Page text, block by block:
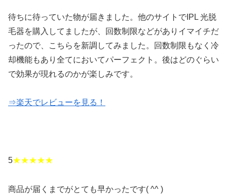
待ちに待っていた物が届きました。他のサイトでIPL 光脱
毛器を購入してましたが、回数制限などがありイマイチだ
ったので、こちらを新調してみました。回数制限もなく冷
却機能もあり全てにおいてパーフェクト。後はどのぐらい
で効果が現れるのかが楽しみです。
⇒楽天でレビューを見る！
5★★★★★
商品が届くまでがとても早かったです( ^^ )